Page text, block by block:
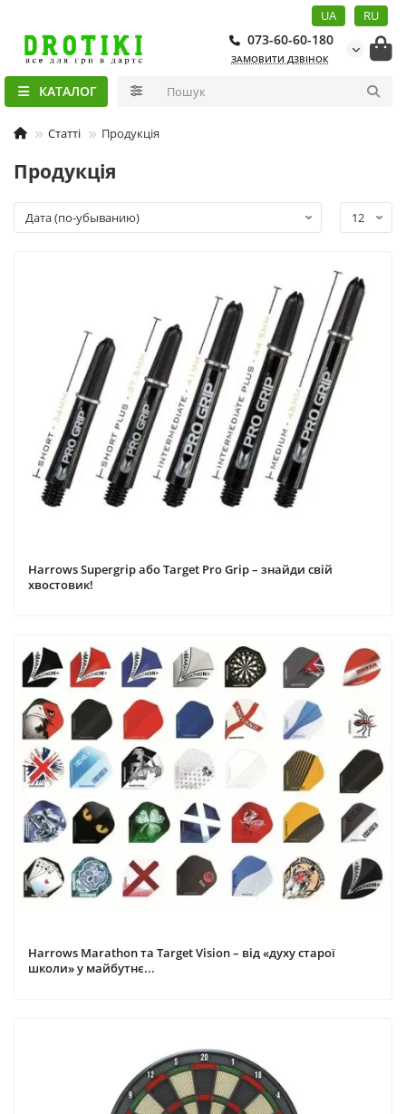
UA RU
073-60-60-180
ЗАМОВИТИ ДЗВІНОК
КАТАЛОГ
Статті Продукція
Продукція
Harrows Supergrip або Target Pro Grip – знайди свій
хвостовик!
Harrows Marathon та Target Vision – від «духу старої
школи» у майбутнє...